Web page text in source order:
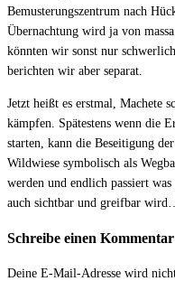
Bemusterungszentrum nach
Übernachtung wird ja von
könnten wir sonst nur
berichten wir aber separat.
Jetzt heißt es erstmal, Machete
kämpfen. Spätestens wenn die
starten, kann die Beseitigung
Wildwiese symbolisch als
werden und endlich passiert
auch sichtbar und greifbar
Schreibe einen Kommentar
Deine E-Mail-Adresse wird